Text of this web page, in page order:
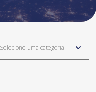
Selecione uma categoria